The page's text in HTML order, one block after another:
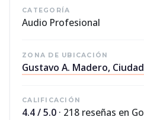
CATEGORÍA
Audio Profesional
ZONA DE UBICACIÓN
Gustavo A. Madero,
CALIFICACIÓN
4.4 / 5.0 · 218 reseñas en